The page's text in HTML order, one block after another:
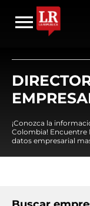
¡Conozca la
Colombia! Encuentre
datos empresarial